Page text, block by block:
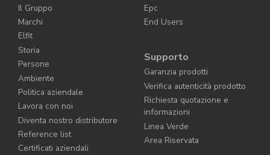
Il Gruppo
Marchi
Elfit
Storia
Persone
Ambiente
Politica aziendale
Lavora con noi
Diventa nostro distributore
Reference list
Certificati aziendali
Epc
End Users
Supporto
Garanzia prodotti
Verifica autenticità prodotto
Richiesta quotazione e
informazioni
Linea Verde
Area Riservata